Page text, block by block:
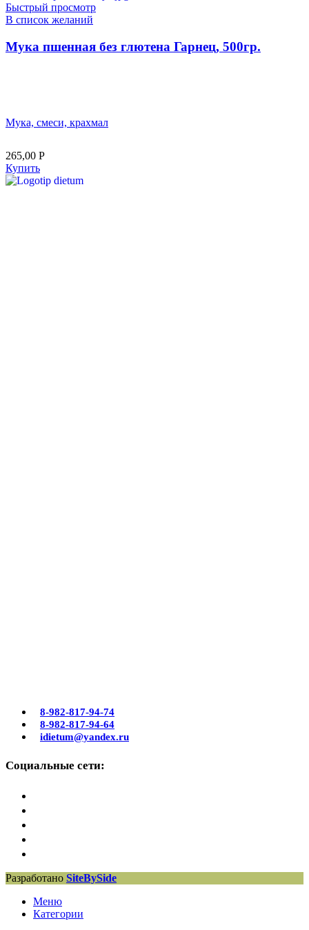
Быстрый просмотр
В список желаний
Мука пшенная без глютена Гарнец, 500гр.
Мука, смеси, крахмал
265,00 Р
Купить
8-982-817-94-74
8-982-817-94-64
idietum@yandex.ru
Социальные сети:
Разработано SiteBySide
Меню
Категории